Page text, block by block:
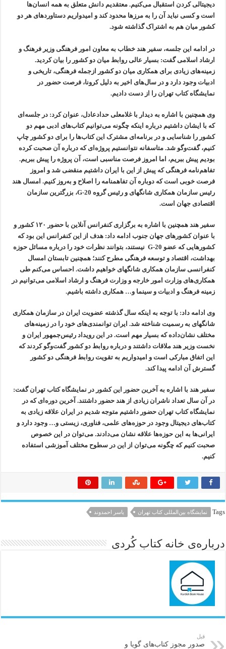
دیجیتالی کردن استقبال می‌کنیم. معتقدیم دانش متعلق به همه انسان‌ها
است و کسی نباید آن را به مرزها محدود کند و امیدواریم دستاوردهای هر دو
کشور میان هم به اشتراک گذاشته شود.
در ادامه این جلسه، سفیر هند خطاب به معاون امور فرهنگی وزیر فرهنگ و
ارشاد اسلامی گفت: بسیار عالی روابط میان دو کشور را بیان کردید.
زمینه‌های زیادی برای همکاری میان دو کشور ازجمله فرهنگی، تاریخی و
ادبیات وجود دارد و در سال‌های اخیر به دلیل کرونا، فرصت حضور در
نمایشگاه کتاب تهران را از دست دادیم.
وی همچنین با اشاره به دیدار با غلامعلی حدادعادل، عنوان کرد:‌ در جلسه‌ای
که با ایشان داشتیم درباره اینکه چگونه می‌توانیم کتاب‌های ادبی مهم دو
کشور را شناسایی و در برنامه‌ای مشترک این کتاب‌ها را برای دو کشور چاپ
کنیم، گفت‌وگو شد. متاسفانه نتوانستیم پروژه‌ای که درباره آن صحبت کرده
بودیم پیش ببریم، اما امروز فرصت مناسبی است، آن پروژه را پیش ببریم.
تفاهم‌نامه فرهنگی که پیش از این با ایران داشتیم منقضی شد و امروز
فرصت خوبی است که دوباره آن تفاهمنامه را اصلاح و به‌روز کنیم. امسال هند
رئیس سازمان همکاری شانگهای و رئیس گروه G-20، بزرگترین سازمان
اقتصادی جهان است.
سفیر هند همچنین با اشاره به برگزاری کنفرانس آنلاین با حضور ۱۲۰ کشور و
با عنوان کشورهای جهان جنوب ادامه داد: هدف از این کنفرانس این بود که
کشورهایی که عضو G-20 نیستند، بتوانند نظرات خود را درباره مسائل حوزه
بهداشت، اقتصاد و توسعه فرهنگی مطرح کنند؛ همچنین تابستان امسال
کنفرانسی سازمان همکاری شانگهای خواهیم داشت. احساس می‌کنم طی
همکاری‌های وزارت امور خارجه و وزارت فرهنگ و ارشاد اسلامی می‌توانیم در
زمینه فرهنگ و ادبیات و سینما و… همکاری داشته باشیم.
وی ادامه داد: با توجه به اینکه سال گذشته عضویت ایران در سازمان همکاری
شانگهای به رسمیت شناخته شد. ایران توانمندی‌های خود را در زمینه‌های
مختلف نشان‌داده که بسیار مهم است. در این رویداد رئیس‌جمهور ایران و
نخست وزیر هند ملاقات داشتند و درباره روابط دو کشور گفت‌و‌گو کردند که
این اتفاق مبارکی است و امیدواریم به تقویت روابط فرهنگی دو کشور
گسترش آن ادامه پیدا کند.
سفیر هند با اشاره به آخرین حضور این کشور در نمایشگاه کتاب تهران گفت:
در آن سال تعداد ناشران زیادی از هند حضور داشتند. آخرین دوره‌ای که در
نمایشگاه کتاب تهران حضور داشتیم متوجه شدیم در ایران علاقه زیادی به
کتاب‌های دیجیتال وجود در حوزه‌های علمی، فناوری، زیستی و… وجود دارد و
ایرانی‌ها به این حوزه‌ها علاقه نشان می‌دادند. می‌توان در این خصوص
صحبت کنیم که چگونه می‌توان از این در سطوح مختلف آموزشی استفاده
کنیم.
Tags نمایشگاه بین‌المللی کتاب تهران یاسر احمدوند
درباره‌ی خانه کتاب کُردی
قبل
صدور مجوز کتاب‌های گویا و